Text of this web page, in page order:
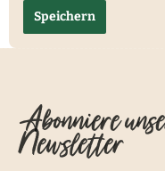
Speichern
Abonniere
Newsletter